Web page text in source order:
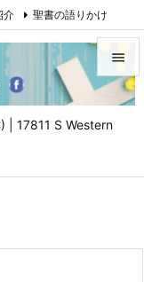
| 17811 S Western


次へ
介 聖書の語りかけ
YouTube